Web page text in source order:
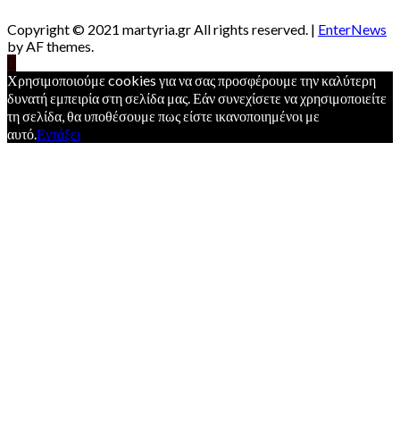
Copyright © 2021 martyria.gr All rights reserved. | EnterNews
by AF themes.
Χρησιμοποιούμε cookies για να σας προσφέρουμε την καλύτερη
δυνατή εμπειρία στη σελίδα μας. Εάν συνεχίσετε να χρησιμοποιείτε
τη σελίδα, θα υποθέσουμε πως είστε ικανοποιημένοι με
αυτό.Εντάξει